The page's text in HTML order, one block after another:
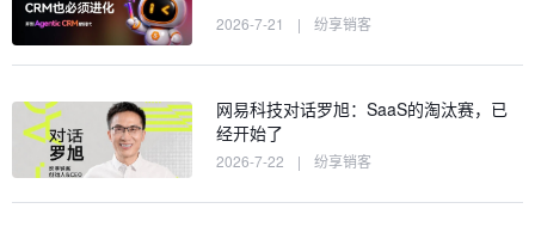
2026-7-21 | 纷享销客
网易科技对话罗旭：SaaS的淘汰赛，已
经开始了
2026-7-22 | 纷享销客